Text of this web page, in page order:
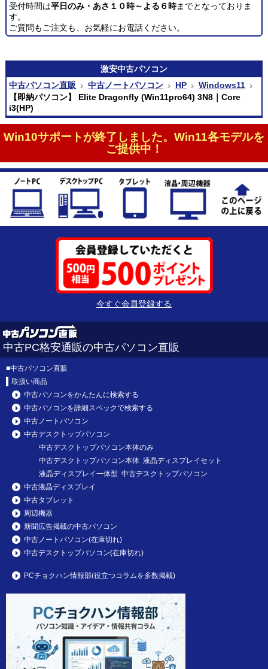
受付時間は平日のみ・あさ１０時～よる６時までとなっておりま
す。
ご質問もご注文も、お気軽にお電話ください。
激安中古パソコン
中古パソコン直販
中古ノートパソコン HP
Windows11
【即納パソコン】 Elite Dragonfly (Win11pro64) 3N8｜Core
i3(HP)
Win10サポートが終了しました。Win11各モデルを
ご提供中！
今すぐ会員登録する
中古PC格安通販の中古パソコン直販
■中古パソコン直販
取扱い商品
中古パソコンをかんたんに検索する
中古パソコンを詳細スペックで検索する
中古ノートパソコン
中古デスクトップパソコン
中古デスクトップパソコン本体のみ
中古デスクトップパソコン本体 液晶ディスプレイセット
液晶ディスプレイ一体型 中古デスクトップパソコン
中古液晶ディスプレイ
中古タブレット
周辺機器
新聞広告掲載の中古パソコン
中古ノートパソコン(在庫切れ)
中古デスクトップパソコン(在庫切れ)
PCチョクハン情報部(役立つコラムを多数掲載)